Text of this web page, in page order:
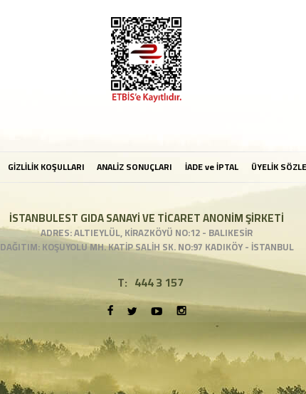
GİZLİLİK KOŞULLARI ANALİZ SONUÇLARI İADE ve İPTAL ÜYELİK
İSTANBULEST GIDA SANAYİ VE TİCARET ANONİM ŞİRKETİ
ADRES: ALTIEYLÜL, KİRAZKÖYÜ NO:12 - BALIKESİR
DAĞITIM: KOŞUYOLU MH. KATİP SALİH SK. NO:97 KADIKÖY - İSTANBUL
T: 444 3 157